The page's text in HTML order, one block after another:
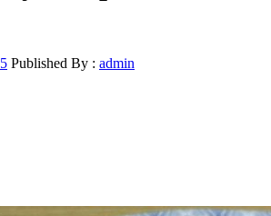
Published By : admin